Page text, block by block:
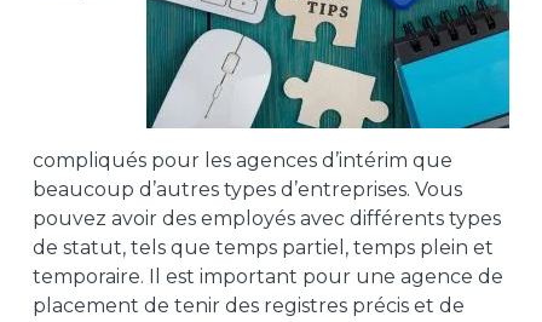
compliqués pour les agences d’intérim que
beaucoup d’autres types d’entreprises. Vous
pouvez avoir des employés avec différents types
de statut, tels que temps partiel, temps plein et
temporaire. Il est important pour une agence de
placement de tenir des registres précis et de